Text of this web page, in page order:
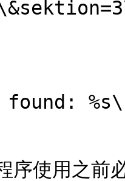
序使用之前